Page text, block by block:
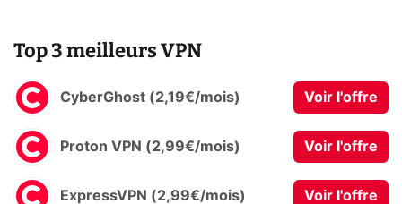
Top 3 meilleurs VPN
CyberGhost (2,19€/mois) Voir l'offre
Proton VPN (2,99€/mois) Voir l'offre
ExpressVPN (2,99€/mois) Voir l'offre